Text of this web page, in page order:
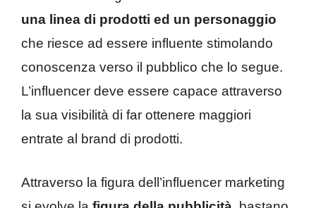
una linea di prodotti ed un personaggio
che riesce ad essere influente stimolando
conoscenza verso il pubblico che lo segue.
L’influencer deve essere capace attraverso
la sua visibilità di far ottenere maggiori
entrate al brand di prodotti.
Attraverso la figura dell’influencer marketing